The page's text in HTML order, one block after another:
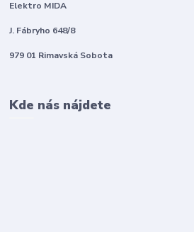
Elektro MIDA
J. Fábryho 648/8
979 01 Rimavská Sobota
Kde nás nájdete